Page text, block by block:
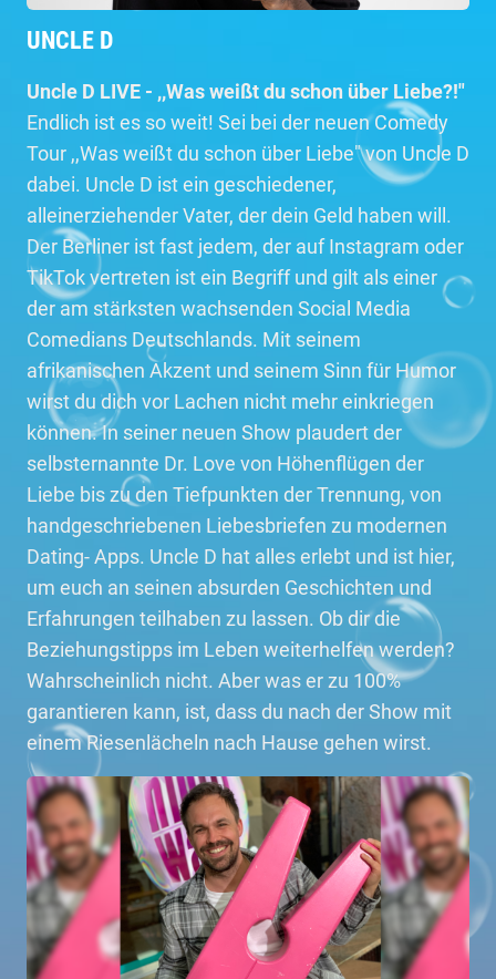
UNCLE D
Uncle D LIVE - ,,Was weißt du schon über Liebe?!"
Endlich ist es so weit! Sei bei der neuen Comedy
Tour ,,Was weißt du schon über Liebe" von Uncle D
dabei. Uncle D ist ein geschiedener,
alleinerziehender Vater, der dein Geld haben will.
Der Berliner ist fast jedem, der auf Instagram oder
TikTok vertreten ist ein Begriff und gilt als einer
der am stärksten wachsenden Social Media
Comedians Deutschlands. Mit seinem
afrikanischen Akzent und seinem Sinn für Humor
wirst du dich vor Lachen nicht mehr einkriegen
können. In seiner neuen Show plaudert der
selbsternannte Dr. Love von Höhenflügen der
Liebe bis zu den Tiefpunkten der Trennung, von
handgeschriebenen Liebesbriefen zu modernen
Dating- Apps. Uncle D hat alles erlebt und ist hier,
um euch an seinen absurden Geschichten und
Erfahrungen teilhaben zu lassen. Ob dir die
Beziehungstipps im Leben weiterhelfen werden?
Wahrscheinlich nicht. Aber was er zu 100%
garantieren kann, ist, dass du nach der Show mit
einem Riesenlächeln nach Hause gehen wirst.